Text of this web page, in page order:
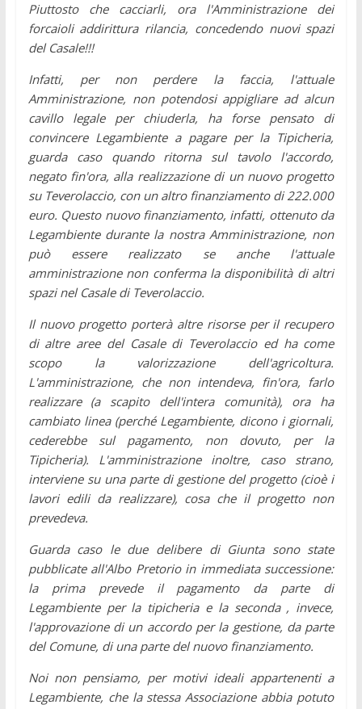
Piuttosto che cacciarli, ora l'Amministrazione dei
forcaioli addirittura rilancia, concedendo nuovi spazi
del Casale!!!
Infatti, per non perdere la faccia, l'attuale
Amministrazione, non potendosi appigliare ad alcun
cavillo legale per chiuderla, ha forse pensato di
convincere Legambiente a pagare per la Tipicheria,
guarda caso quando ritorna sul tavolo l'accordo,
negato fin'ora, alla realizzazione di un nuovo progetto
su Teverolaccio, con un altro finanziamento di 222.000
euro. Questo nuovo finanziamento, infatti, ottenuto da
Legambiente durante la nostra Amministrazione, non
può essere realizzato se anche l'attuale
amministrazione non conferma la disponibilità di altri
spazi nel Casale di Teverolaccio.
Il nuovo progetto porterà altre risorse per il recupero
di altre aree del Casale di Teverolaccio ed ha come
scopo la valorizzazione dell'agricoltura.
L'amministrazione, che non intendeva, fin'ora, farlo
realizzare (a scapito dell'intera comunità), ora ha
cambiato linea (perché Legambiente, dicono i giornali,
cederebbe sul pagamento, non dovuto, per la
Tipicheria).
L'amministrazione inoltre, caso strano,
interviene su una parte di gestione del progetto (cioè i
lavori edili da realizzare), cosa che il progetto non
prevedeva.
Guarda caso le due delibere di Giunta sono state
pubblicate all'Albo Pretorio in immediata successione:
la prima prevede il pagamento da parte di
Legambiente per la tipicheria e la seconda , invece,
l'approvazione di un accordo per la gestione, da parte
del Comune, di una parte del nuovo finanziamento.
Noi non pensiamo, per motivi ideali appartenenti a
Legambiente, che la stessa Associazione abbia potuto